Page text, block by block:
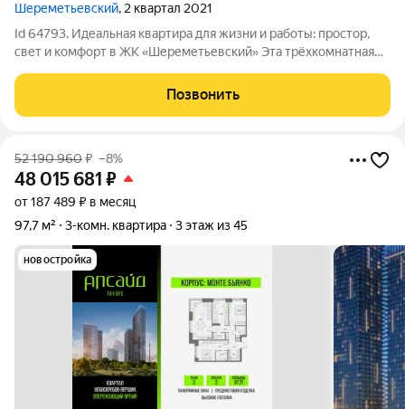
Шереметьевский, 2 квартал 2021
Id 64793. Идеальная квартира для жизни и работы: простор,
свет и комфорт в ЖК «Шереметьевский» Эта трёхкомнатная
жильё, а полноценное пространство для жизни, работы и
отдыха. Расположенная на
Позвонить
52 190 960₽ –8%
48 015 681 ₽
от 187 489 ₽ в месяц
97,7 м²
3-комн. квартира 3 этаж из 45
новостройка